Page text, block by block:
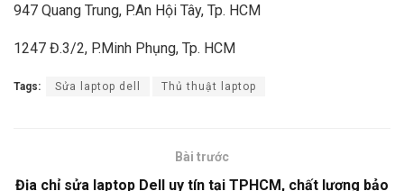
947 Quang Trung, P.An Hội Tây, Tp. HCM
1247 Đ.3/2, P.Minh Phụng, Tp. HCM
Tags: Sửa laptop dell Thủ thuật laptop
Bài trước
Địa chỉ sửa laptop Dell uy tín tại TPHCM, chất lượng bảo